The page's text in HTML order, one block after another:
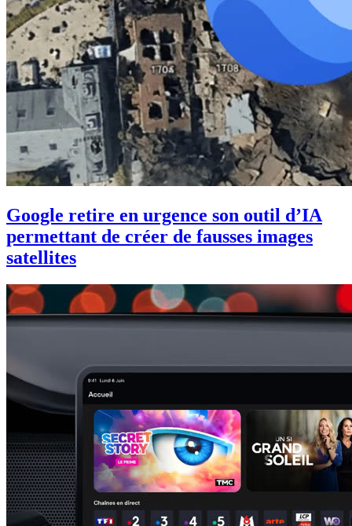
Google retire en urgence son outil d’IA
permettant de créer de fausses images
satellites